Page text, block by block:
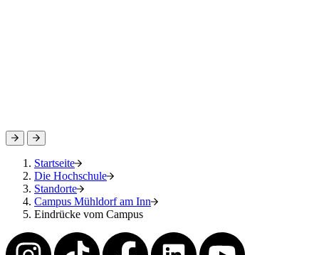
Startseite
Die Hochschule
Standorte
Campus Mühldorf am Inn
Eindrücke vom Campus